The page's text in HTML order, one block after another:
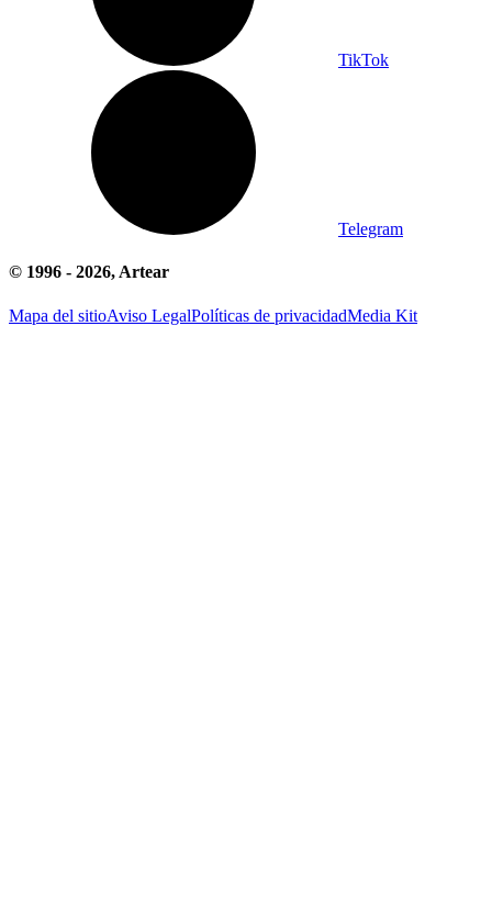
TikTok
Telegram
© 1996 - 2026, Artear
Mapa del sitioAviso LegalPolíticas de privacidadMedia Kit